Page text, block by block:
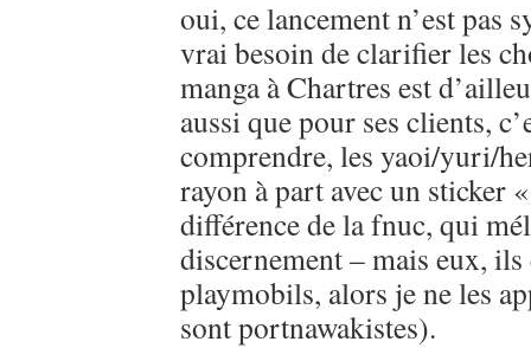
oui, ce lancement n’est pas
vrai besoin de clarifier les
manga à Chartres est
aussi que pour ses clients,
comprendre, les yaoi/yuri/
rayon à part avec un sticker
différence de la fnuc, qui
discernement – mais eux, ils
playmobils, alors je ne les
sont portnawakistes).